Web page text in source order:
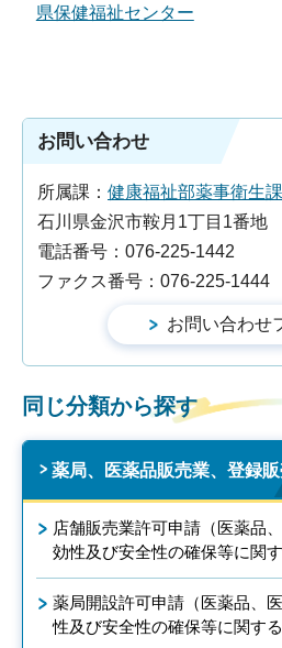
県保健福祉センター
お問い合わせ
所属課： 健康福祉部薬事衛生
石川県金沢市鞍月1丁目1番地
電話番号：076-225-1442
ファクス番号：076-225-1444
同じ分類から探す
薬局、医薬品販売業、登録
店舗販売業許可申請（医薬品
効性及び安全性の確保等に関す
薬局開設許可申請（医薬品、
性及び安全性の確保等に関する